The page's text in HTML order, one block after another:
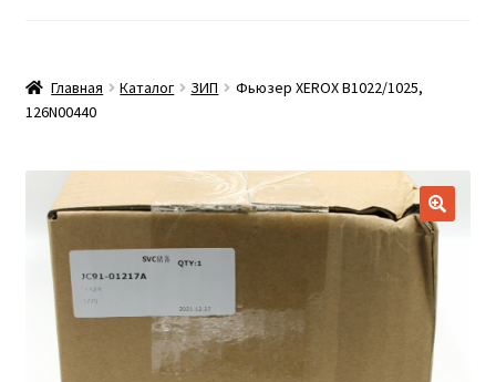
… Главная Каталог ЗИП
Фьюзер XEROX B1022/1025,
126N00440